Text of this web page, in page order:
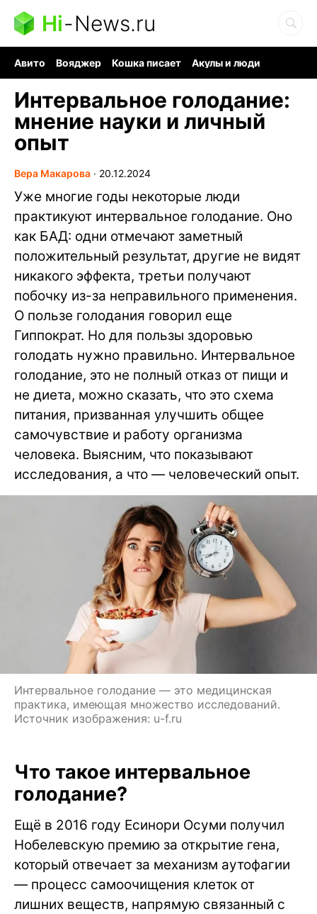
Hi-News.ru
Авито Вояджер Кошка писает
Акулы и люди
Интервальное голодание:
мнение науки и личный
опыт
Вера Макарова ∙ 20.12.2024
Уже многие годы некоторые люди
практикуют интервальное голодание. Оно
как БАД: одни отмечают заметный
положительный результат, другие не видят
никакого эффекта, третьи получают
побочку из-за неправильного применения.
О пользе голодания говорил еще
Гиппократ. Но для пользы здоровью
голодать нужно правильно. Интервальное
голодание, это не полный отказ от пищи и
не диета, можно сказать, что это схема
питания, призванная улучшить общее
самочувствие и работу организма
человека. Выясним, что показывают
исследования, а что — человеческий опыт.
Интервальное голодание — это медицинская
практика, имеющая множество исследований.
Источник изображения: u-f.ru
Что такое интервальное
голодание?
Ещё в 2016 году Есинори Осуми получил
Нобелевскую премию за открытие гена,
который отвечает за механизм аутофагии
— процесс самоочищения клеток от
лишних веществ, напрямую связанный с